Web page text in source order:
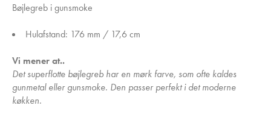
Bøjlegreb i gunsmoke
Hulafstand: 176 mm / 17,6 cm
Vi mener at..
Det superflotte bøjlegreb har en mørk farve, som ofte kaldes
gunmetal eller gunsmoke. Den passer perfekt i det moderne
køkken.